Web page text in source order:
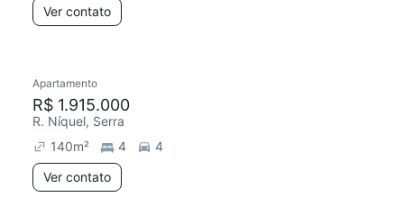
Ver contato
Redecorar
Apartamento
R$ 1.915.000
R. Níquel, Serra
140m² 4
4
Ver contato